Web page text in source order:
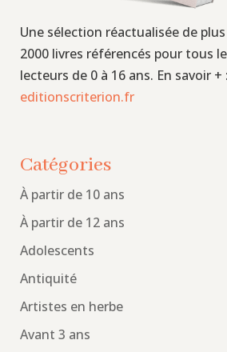
Une sélection réactualisée de
2000 livres référencés pour tous
lecteurs de 0 à 16 ans. En savoir + :
editionscriterion.fr
Catégories
À partir de 10 ans
À partir de 12 ans
Adolescents
Antiquité
Artistes en herbe
Avant 3 ans